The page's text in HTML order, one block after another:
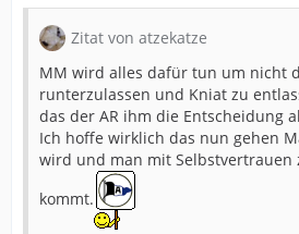
Zitat von atzekatze
MM wird alles dafür tun um nicht
runterzulassen und Kniat zu
das der AR ihm die Entscheidung
Ich hoffe wirklich das nun gehen
wird und man mit Selbstvertrauen
kommt.